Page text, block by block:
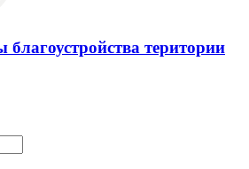
благоустройства територии